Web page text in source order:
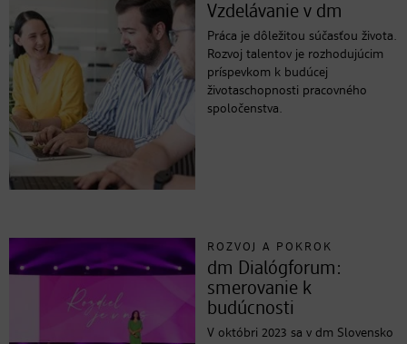
Vzdelávanie v dm
Práca je dôležitou súčasťou života.
Rozvoj talentov je rozhodujúcim
príspevkom k budúcej
životaschopnosti pracovného
spoločenstva.
ROZVOJ A POKROK
dm Dialógforum:
smerovanie k
budúcnosti
V októbri 2023 sa v dm Slovensko